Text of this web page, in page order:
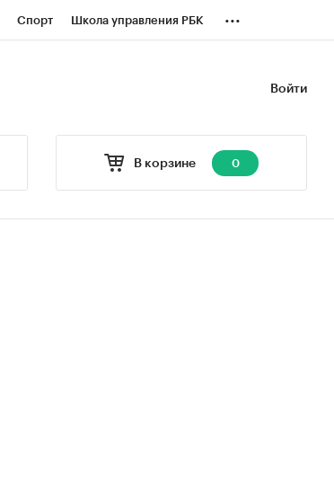
Спорт Школа управления РБК ...
Войти
В корзине 0